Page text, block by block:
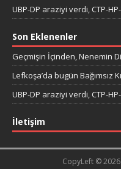
UBP-DP araziyi verdi, CTP-
Son Eklenenler
Geçmişin İçinden, Nenemin
Lefkoşa’da bugün Bağımsız
UBP-DP araziyi verdi, CTP-
İletişim
CopyLeft ©